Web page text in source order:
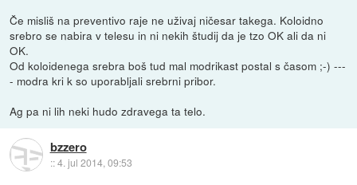
Če misliš na preventivo raje ne uživaj ničesar takega. Koloidno
srebro se nabira v telesu in ni nekih študij da je tzo OK ali da ni
OK.
Od koloidenega srebra boš tud mal modrikast postal s časom ;-) ---
- modra kri k so uporabljali srebrni pribor.
Ag pa ni lih neki hudo zdravega ta telo.
bzzero
::4. jul 2014, 09:53